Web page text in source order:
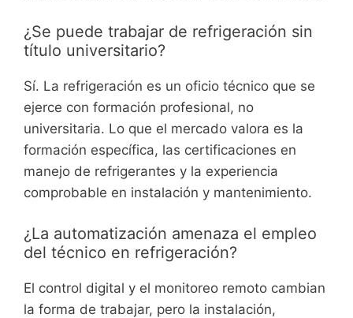
¿Se puede trabajar de refrigeración sin
título universitario?
Sí. La refrigeración es un oficio técnico que se
ejerce con formación profesional, no
universitaria. Lo que el mercado valora es la
formación específica, las certificaciones en
manejo de refrigerantes y la experiencia
comprobable en instalación y mantenimiento.
¿La automatización amenaza el empleo
del técnico en refrigeración?
El control digital y el monitoreo remoto cambian
la forma de trabajar, pero la instalación,